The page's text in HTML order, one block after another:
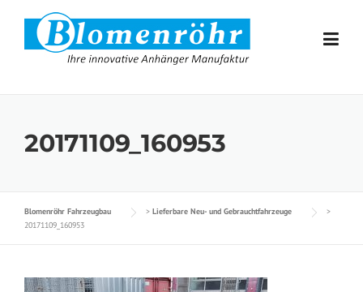
Skip to content
20171109_160953
Blomenröhr Fahrzeugbau > Lieferbare Neu- und Gebrauchtfahrzeuge
>
20171109_160953